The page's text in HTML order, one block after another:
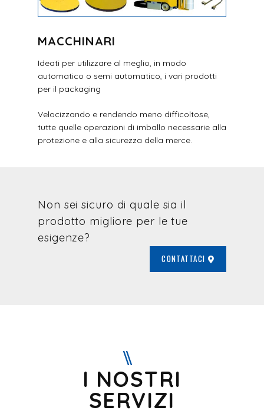
MACCHINARI
Ideati per utilizzare al meglio, in modo
automatico o semi automatico, i vari prodotti
per il packaging
Velocizzando e rendendo meno difficoltose,
tutte quelle operazioni di imballo necessarie alla
protezione e alla sicurezza della merce.
Non sei sicuro di quale sia il
prodotto migliore per le tue
esigenze?
CONTATTACI
I NOSTRI
SERVIZI